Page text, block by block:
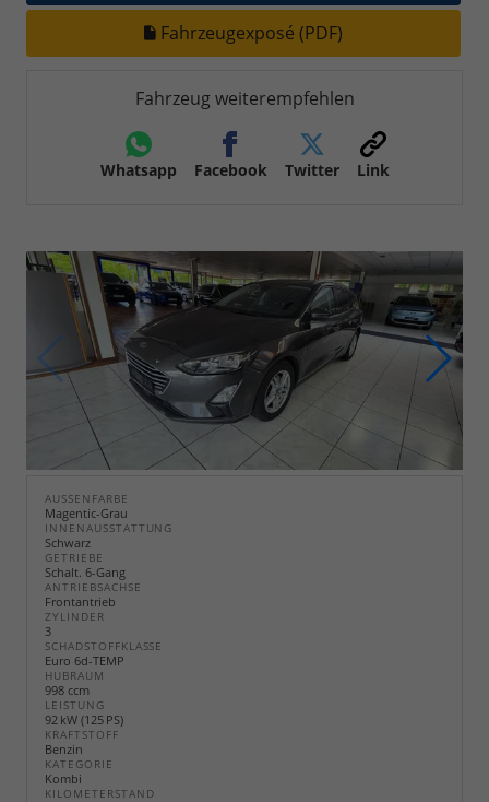
Fahrzeugexposé (PDF)
Fahrzeug weiterempfehlen
Whatsapp Facebook Twitter Link
AUSSENFARBE
Magentic-Grau
INNENAUSSTATTUNG
Schwarz
GETRIEBE
Schalt. 6-Gang
ANTRIEBSACHSE
Frontantrieb
ZYLINDER
3
SCHADSTOFFKLASSE
Euro 6d-TEMP
HUBRAUM
998 ccm
LEISTUNG
92 kW (125 PS)
KRAFTSTOFF
Benzin
KATEGORIE
Kombi
KILOMETERSTAND